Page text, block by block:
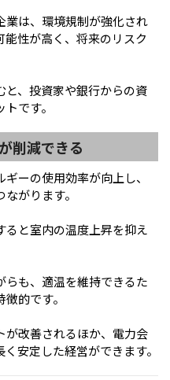
業は、環境規制が強化され
性が高く、将来のリスク
と、投資家や銀行からの資
です。
削減できる
ーの使用効率が向上し、
がります。
ると室内の温度上昇を抑え
らも、適温を維持できるた
的です。
が改善されるほか、電力会
安定した経営ができます。